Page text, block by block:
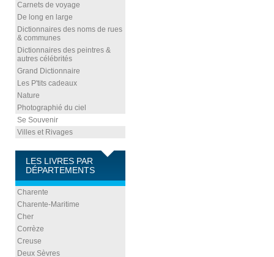
Carnets de voyage
De long en large
Dictionnaires des noms de rues
& communes
Dictionnaires des peintres &
autres célébrités
Grand Dictionnaire
Les P'tits cadeaux
Nature
Photographié du ciel
Se Souvenir
Villes et Rivages
LES LIVRES PAR
DÉPARTEMENTS
Charente
Charente-Maritime
Cher
Corrèze
Creuse
Deux Sèvres